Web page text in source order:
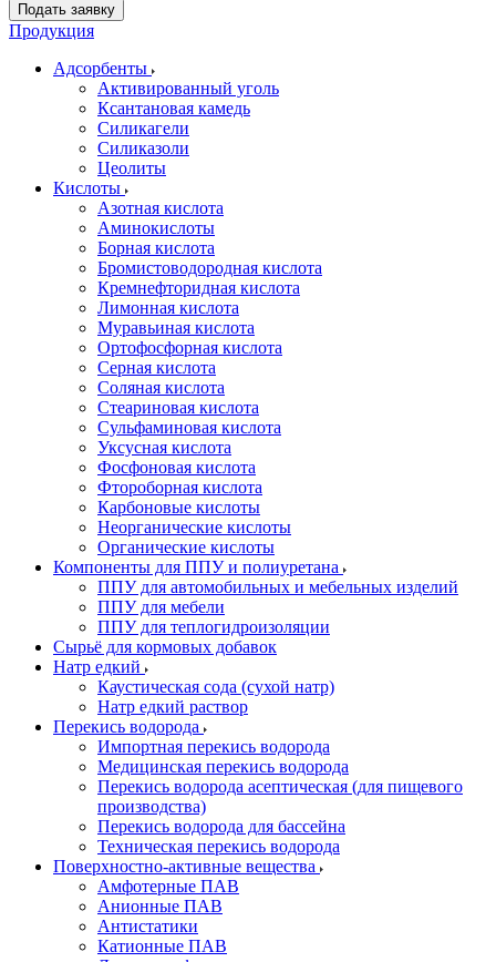
Подать заявку
Продукция
Адсорбенты
Активированный уголь
Ксантановая камедь
Силикагели
Силиказоли
Цеолиты
Кислоты
Азотная кислота
Аминокислоты
Борная кислота
Бромистоводородная кислота
Кремнефторидная кислота
Лимонная кислота
Муравьиная кислота
Ортофосфорная кислота
Серная кислота
Соляная кислота
Стеариновая кислота
Сульфаминовая кислота
Уксусная кислота
Фосфоновая кислота
Фтороборная кислота
Карбоновые кислоты
Неорганические кислоты
Органические кислоты
Компоненты для ППУ и полиуретана
ППУ для автомобильных и мебельных изделий
ППУ для мебели
ППУ для теплогидроизоляции
Сырьё для кормовых добавок
Натр едкий
Каустическая сода (сухой натр)
Натр едкий раствор
Перекись водорода
Импортная перекись водорода
Медицинская перекись водорода
Перекись водорода асептическая (для пищевого
производства)
Перекись водорода для бассейна
Техническая перекись водорода
Поверхностно-активные вещества
Амфотерные ПАВ
Анионные ПАВ
Антистатики
Катионные ПАВ